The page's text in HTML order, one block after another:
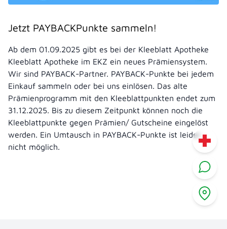
Jetzt PAYBACKPunkte sammeln!
Ab dem 01.09.2025 gibt es bei der Kleeblatt Apotheke
Kleeblatt Apotheke im EKZ ein neues Prämiensystem.
Wir sind PAYBACK-Partner. PAYBACK-Punkte bei jedem
Einkauf sammeln oder bei uns einlösen. Das alte
Prämienprogramm mit den Kleeblattpunkten endet zum
31.12.2025. Bis zu diesem Zeitpunkt können noch die
Kleeblattpunkte gegen Prämien/ Gutscheine eingelöst
werden. Ein Umtausch in PAYBACK-Punkte ist leider
nicht möglich.